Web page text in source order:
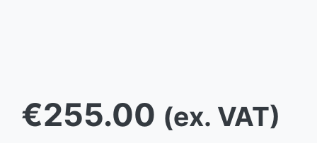
€255.00 (ex. VAT)